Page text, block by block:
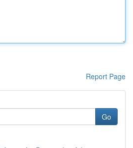
Report Page
Go